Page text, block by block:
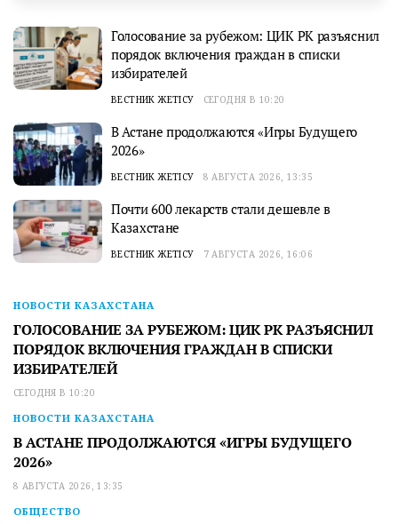
Голосование за рубежом: ЦИК РК разъяснил
порядок включения граждан в списки
избирателей
ВЕСТНИК ЖЕТІСУ СЕГОДНЯ В 10:20
В Астане продолжаются «Игры Будущего
2026»
ВЕСТНИК ЖЕТІСУ 8 АВГУСТА 2026, 13:35
Почти 600 лекарств стали дешевле в
Казахстане
ВЕСТНИК ЖЕТІСУ 7 АВГУСТА 2026, 16:06
НОВОСТИ КАЗАХСТАНА
ГОЛОСОВАНИЕ ЗА РУБЕЖОМ: ЦИК РК РАЗЪЯСНИЛ
ПОРЯДОК ВКЛЮЧЕНИЯ ГРАЖДАН В СПИСКИ
ИЗБИРАТЕЛЕЙ
СЕГОДНЯ В 10:20
НОВОСТИ КАЗАХСТАНА
В АСТАНЕ ПРОДОЛЖАЮТСЯ «ИГРЫ БУДУЩЕГО
2026»
8 АВГУСТА 2026, 13:35
ОБЩЕСТВО